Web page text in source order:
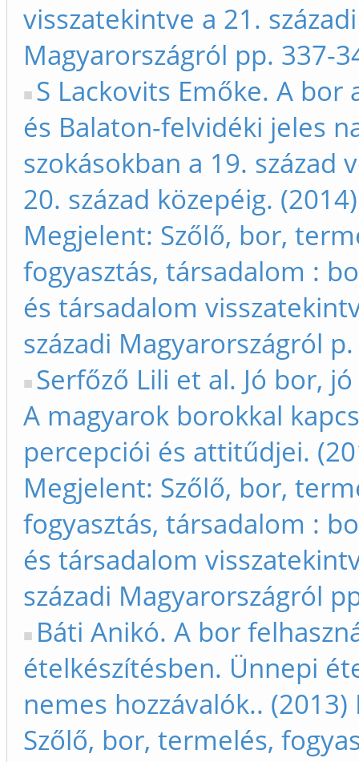
visszatekintve a 21. századi
Magyarországról pp. 337-
S Lackovits Emőke. A bor
és Balaton-felvidéki jeles
szokásokban a 19. század
20. század közepéig. (2014)
Megjelent: Szőlő, bor,
fogyasztás, társadalom :
és társadalom
századi Magyarországról
Serfőző Lili et al. Jó bor, jó
A magyarok borokkal
percepciói és attitűdjei.
Megjelent: Szőlő, bor,
fogyasztás, társadalom :
és társadalom
századi Magyarországról
Báti Anikó. A bor
ételkészítésben. Ünnepi
nemes hozzávalók..
Szőlő, bor, termelés,